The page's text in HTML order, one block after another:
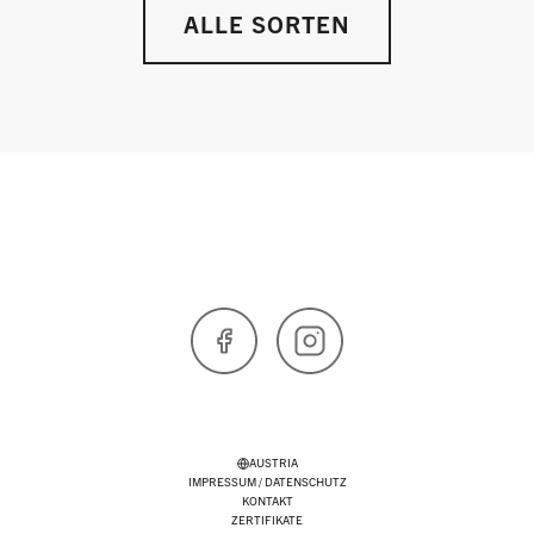
ALLE SORTEN
AUSTRIA
IMPRESSUM / DATENSCHUTZ
KONTAKT
ZERTIFIKATE